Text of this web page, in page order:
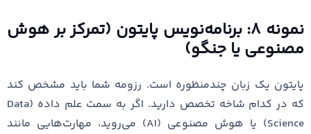
نمونه ۸: برنامه‌نویس پایتون (تمرکز بر هوش
مصنوعی یا جنگو)
پایتون یک زبان چندمنظوره است. رزومه شما باید مشخص کند
که در کدام شاخه تخصص دارید. اگر به سمت علم داده (Data
Science) یا هوش مصنوعی (AI) می‌روید، مهارت‌هایی مانند